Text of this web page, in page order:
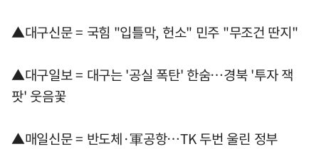
▲대구신문 = 국힘 "입틀막, 헌소" 민주 "무조건 딴지"
▲대구일보 = 대구는 '공실 폭탄' 한숨…경북 '투자 잭
팟' 웃음꽃
▲매일신문 = 반도체·軍공항…TK 두번 울린 정부